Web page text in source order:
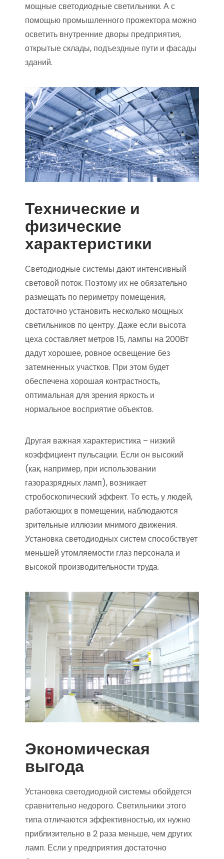
мощные светодиодные светильники. А с
помощью промышленного прожектора можно
осветить внутренние дворы предприятия,
открытые склады, подъездные пути и фасады
зданий.
Технические и
физические
характеристики
Светодиодные системы дают интенсивный
световой поток. Поэтому их не обязательно
размещать по периметру помещения,
достаточно установить несколько мощных
светильников по центру. Даже если высота
цеха составляет метров 15, лампы на 200Вт
дадут хорошее, ровное освещение без
затемненных участков. При этом будет
обеспечена хорошая контрастность,
оптимальная для зрения яркость и
нормальное восприятие объектов.
Другая важная характеристика – низкий
коэффициент пульсации. Если он высокий
(как, например, при использовании
газоразрядных ламп), возникает
стробоскопический эффект. То есть, у людей,
работающих в помещении, наблюдаются
зрительные иллюзии мнимого движения.
Установка светодиодных систем способствует
меньшей утомляемости глаз персонала и
высокой производительности труда.
Экономическая
выгода
Установка светодиодной системы обойдется
сравнительно недорого. Светильники этого
типа отличаются эффективностью, их нужно
приблизительно в 2 раза меньше, чем других
ламп. Если у предприятия достаточно